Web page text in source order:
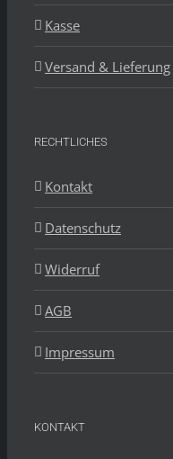
Kasse
Versand & Lieferung
RECHTLICHES
Kontakt
Datenschutz
Widerruf
AGB
Impressum
KONTAKT